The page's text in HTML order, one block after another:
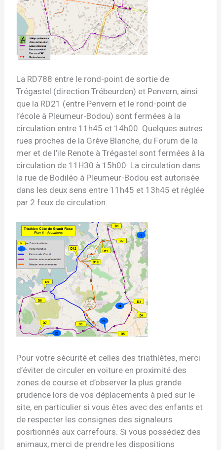
La RD788 entre le rond-point de sortie de
Trégastel (direction Trébeurden) et Penvern, ainsi
que la RD21 (entre Penvern et le rond-point de
l’école à Pleumeur-Bodou) sont fermées à la
circulation entre 11h45 et 14h00. Quelques autres
rues proches de la Grève Blanche, du Forum de la
mer et de l’ile Renote à Trégastel sont fermées à la
circulation de 11H30 à 15h00. La circulation dans
la rue de Bodiléo à Pleumeur-Bodou est autorisée
dans les deux sens entre 11h45 et 13h45 et réglée
par 2 feux de circulation.
Pour votre sécurité et celles des triathlètes, merci
d’éviter de circuler en voiture en proximité des
zones de course et d’observer la plus grande
prudence lors de vos déplacements à pied sur le
site, en particulier si vous êtes avec des enfants et
de respecter les consignes des signaleurs
positionnés aux carrefours. Si vous possédez des
animaux, merci de prendre les dispositions